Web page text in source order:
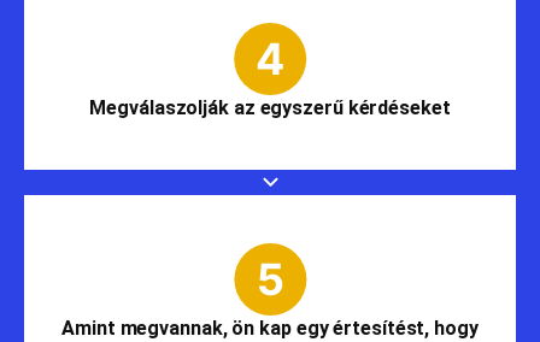
Megválaszolják az egyszerű kérdéseket
Amint megvannak, ön kap egy értesítést, hogy